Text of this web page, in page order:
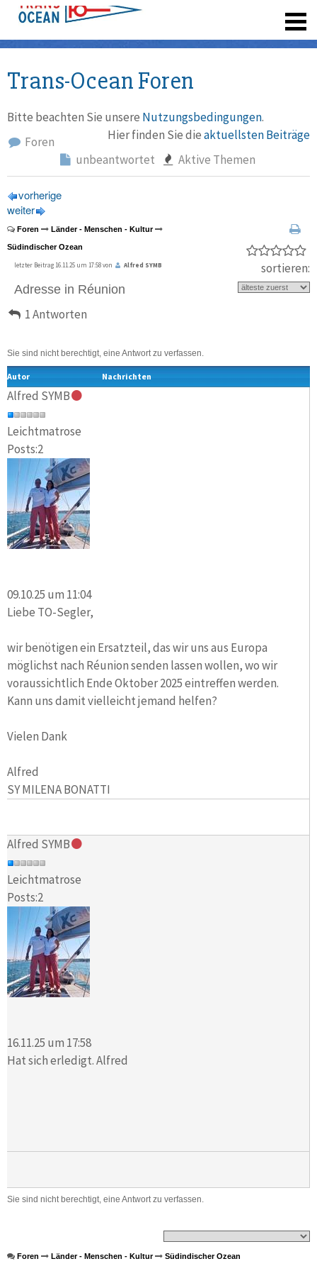
Trans-Ocean Foren
Bitte beachten Sie unsere Nutzungsbedingungen.
Hier finden Sie dieaktuellsten Beiträge
Foren
unbeantwortet
Aktive Themen
vorherige
weiter
Foren Länder - Menschen - Kultur
Südindischer Ozean
letzter Beitrag 16.11.25 um 17:58 von Alfred SYMB
Adresse in Réunion
1 Antworten
sortieren:
Sie sind nicht berechtigt, eine Antwort zu verfassen.
Autor Nachrichten
Alfred SYMB
Leichtmatrose
Posts:2
09.10.25 um 11:04
Liebe TO-Segler,
wir benötigen ein Ersatzteil, das wir uns aus Europa
möglichst nach Réunion senden lassen wollen, wo wir
voraussichtlich Ende Oktober 2025 eintreffen werden.
Kann uns damit vielleicht jemand helfen?
Vielen Dank
Alfred
SY MILENA BONATTI
Alfred SYMB
Leichtmatrose
Posts:2
16.11.25 um 17:58
Hat sich erledigt. Alfred
Sie sind nicht berechtigt, eine Antwort zu verfassen.
Foren Länder - Menschen - Kultur Südindischer Ozean